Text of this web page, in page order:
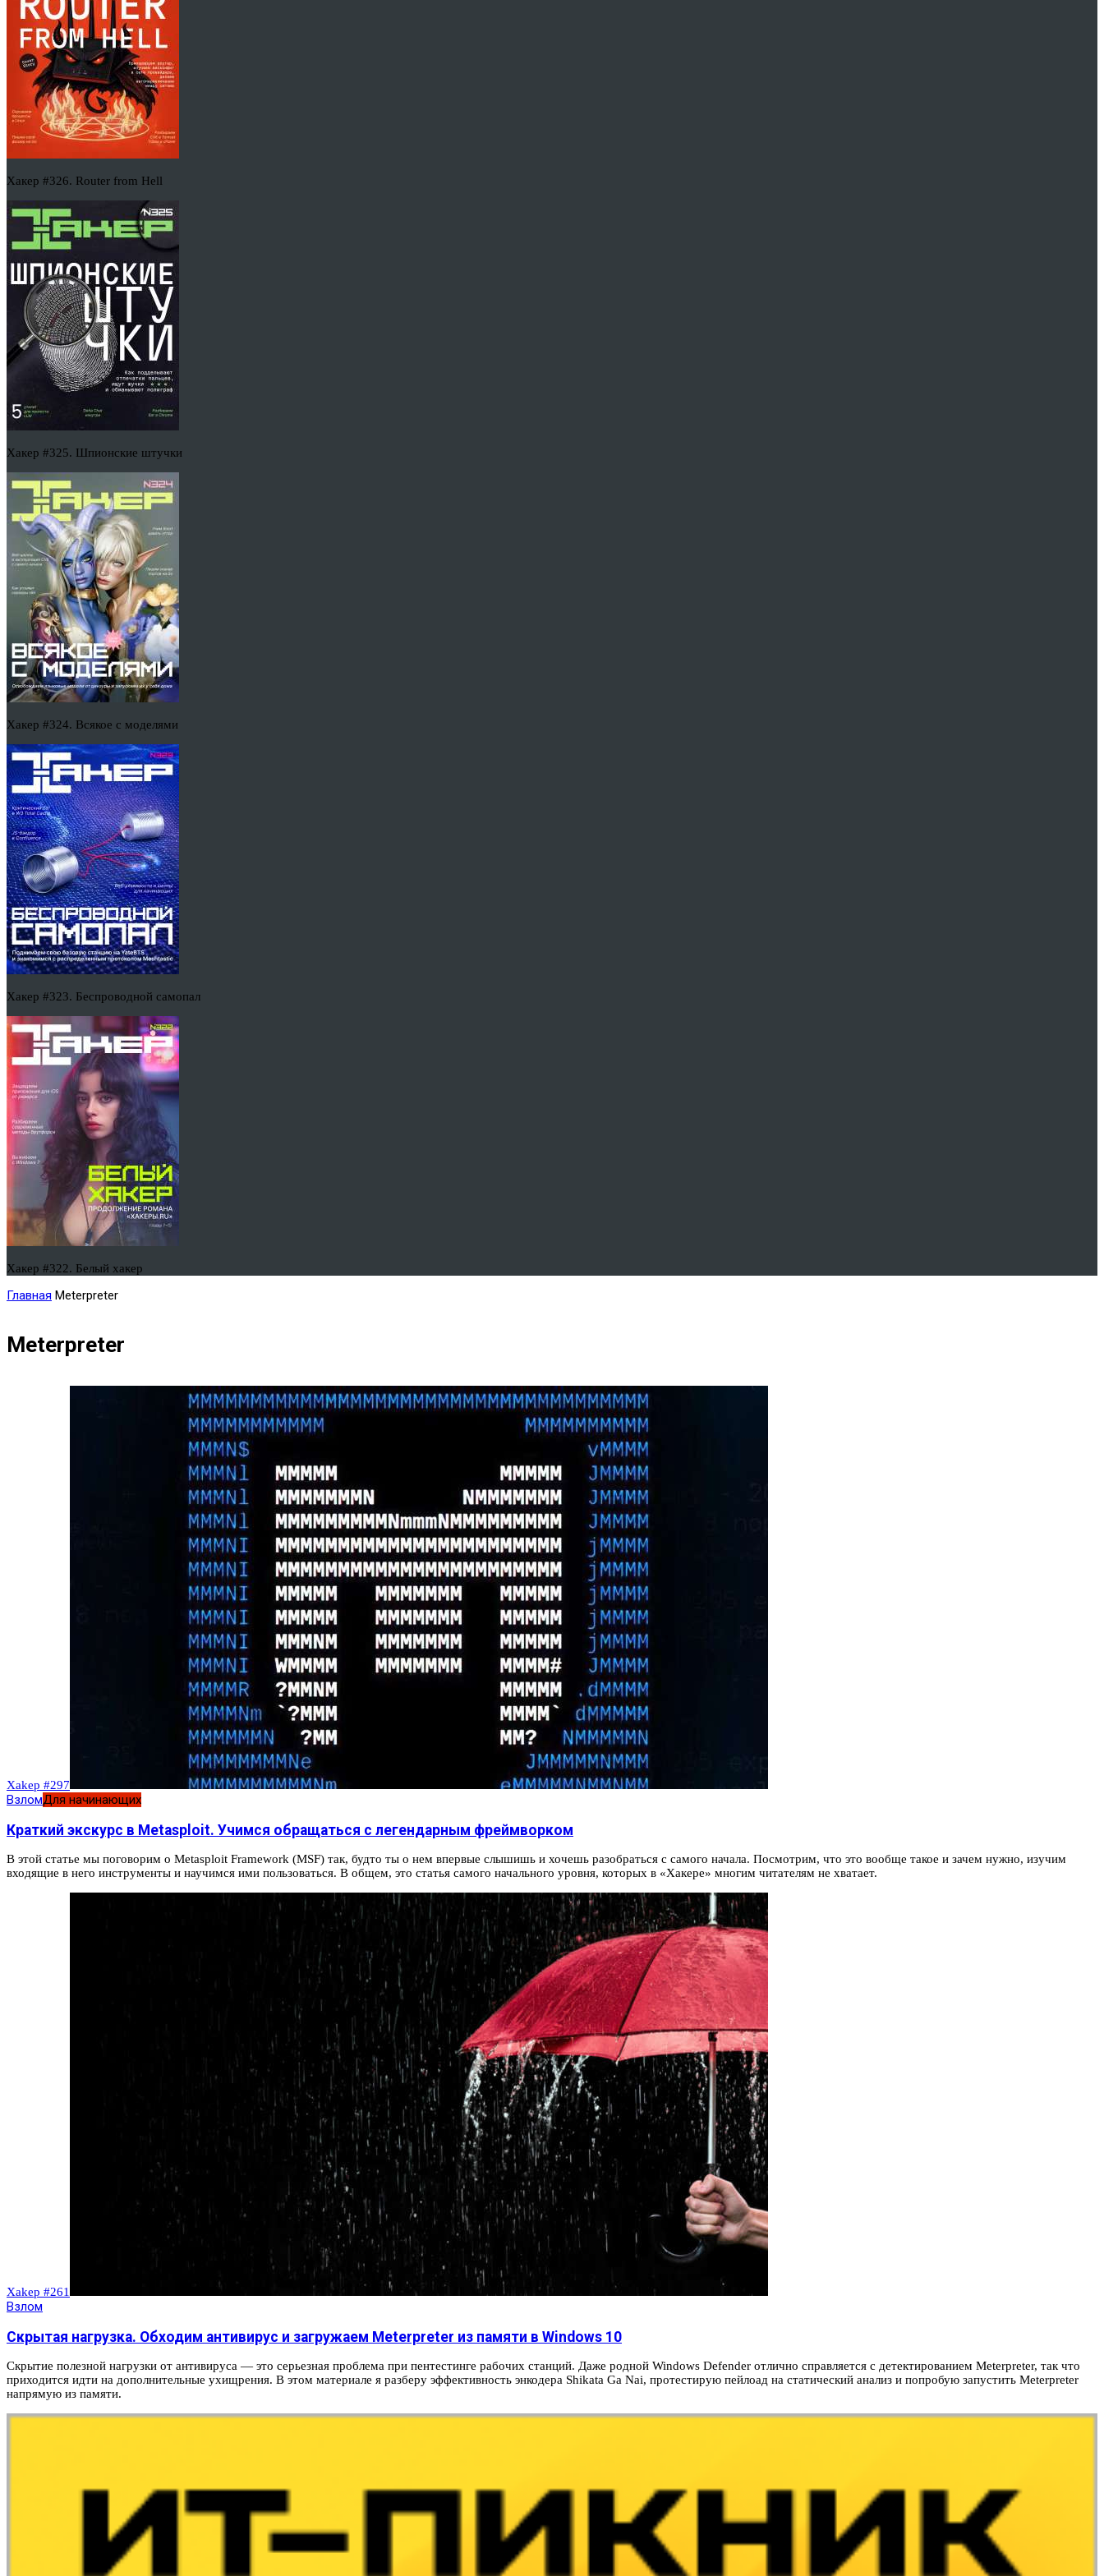
Хакер #326. Router from Hell
Хакер #325. Шпионские штучки
Хакер #324. Всякое с моделями
Хакер #323. Беспроводной самопал
Хакер #322. Белый хакер
Главная Meterpreter
Meterpreter
Xakep #297
ВзломДля начинающих
Краткий экскурс в Metasploit. Учимся обращаться с легендарным фреймворком
В этой статье мы поговорим о Metasploit Framework (MSF) так, будто ты о нем впервые слышишь и хочешь разобраться с самого начала. Посмотрим, что это вообще такое и зачем нужно, изучим
входящие в него инструменты и научимся ими пользоваться. В общем, это статья самого начального уровня, которых в «Хакере» многим читателям не хватает.
Xakep #261
Взлом
Скрытая нагрузка. Обходим антивирус и загружаем Meterpreter из памяти в Windows 10
Скрытие полезной нагрузки от антивируса — это серьезная проблема при пентестинге рабочих станций. Даже родной Windows Defender отлично справляется с детектированием Meterpreter, так что
приходится идти на дополнительные ухищрения. В этом материале я разберу эффективность энкодера Shikata Ga Nai, протестирую пейлоад на статический анализ и попробую запустить Meterpreter
напрямую из памяти.